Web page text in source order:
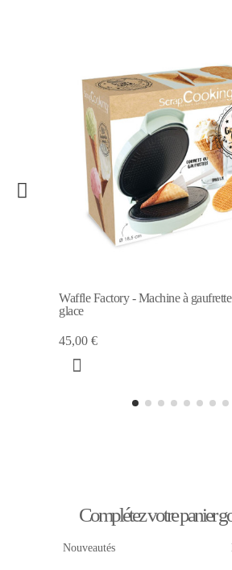
Waffle Factory - Machine à
glace
45,00 €
Complétez votre panier
Nouveautés